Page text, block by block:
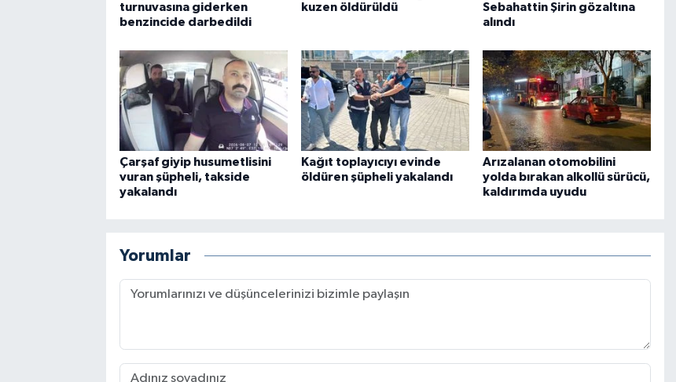
turnuvasına giderken
benzincide darbedildi
kuzen öldürüldü
Sebahattin Şirin gözaltına
alındı
Çarşaf giyip husumetlisini
vuran şüpheli, takside
yakalandı
Kağıt toplayıcıyı evinde
öldüren şüpheli yakalandı
Arızalanan otomobilini
yolda bırakan alkollü sürücü,
kaldırımda uyudu
Yorumlar